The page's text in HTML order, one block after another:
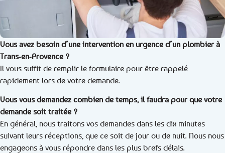
Vous avez besoin d’une intervention en urgence d’un plombier à
Trans-en-Provence ?
Il vous suffit de remplir le formulaire pour être rappelé
rapidement lors de votre demande.
Vous vous demandez combien de temps, il faudra pour que votre
demande soit traitée ?
En général, nous traitons vos demandes dans les dix minutes
suivant leurs réceptions, que ce soit de jour ou de nuit. Nous nous
engageons à vous répondre dans les plus brefs délais.